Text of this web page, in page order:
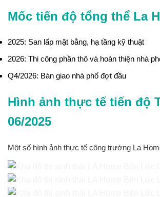
Mốc tiến độ tổng thể La
2025: San lấp mặt bằng, hạ tầng kỹ thuật
2026: Thi công phần thô và hoàn thiện nhà
Q4/2026: Bàn giao nhà phố đợt đầu
Hình ảnh thực tế tiến độ
06/2025
Một số hình ảnh thực tế công trường La